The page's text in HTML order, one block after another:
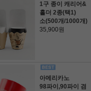
1구 종이 캐리어&
홀더 2종(택1)
소(500개/1000개)
35,900원
아메리카노
98파이,90파이 겸